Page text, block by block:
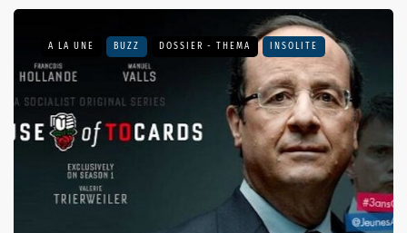
A LA UNE BUZZ DOSSIER - THEMA INSOLITE